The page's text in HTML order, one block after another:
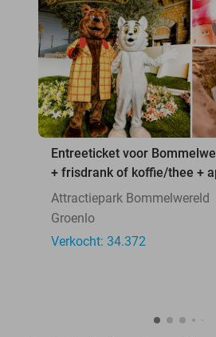
Entreeticket voor
+ frisdrank of koffie/thee +
Attractiepark Bommelwereld
Groenlo
Verkocht: 34.372